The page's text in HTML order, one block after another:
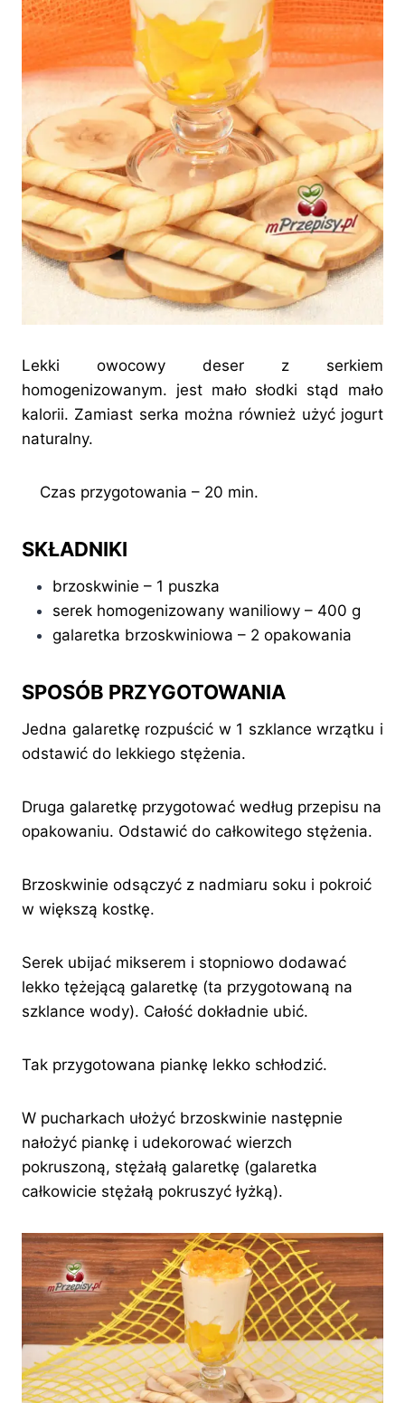
Lekki owocowy deser z serkiem
homogenizowanym. jest mało słodki stąd mało
kalorii. Zamiast serka można również użyć jogurt
naturalny.
Czas przygotowania – 20 min.
SKŁADNIKI
brzoskwinie – 1 puszka
serek homogenizowany waniliowy – 400 g
galaretka brzoskwiniowa – 2 opakowania
SPOSÓB PRZYGOTOWANIA
Jedna galaretkę rozpuścić w 1 szklance wrzątku i
odstawić do lekkiego stężenia.
Druga galaretkę przygotować według przepisu na
opakowaniu. Odstawić do całkowitego stężenia.
Brzoskwinie odsączyć z nadmiaru soku i pokroić
w większą kostkę.
Serek ubijać mikserem i stopniowo dodawać
lekko tężejącą galaretkę (ta przygotowaną na
szklance wody). Całość dokładnie ubić.
Tak przygotowana piankę lekko schłodzić.
W pucharkach ułożyć brzoskwinie następnie
nałożyć piankę i udekorować wierzch
pokruszoną, stężałą galaretkę (galaretka
całkowicie stężałą pokruszyć łyżką).